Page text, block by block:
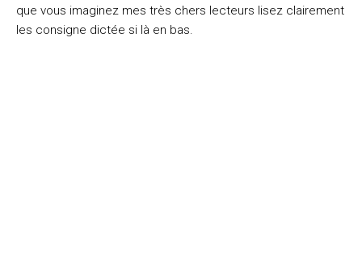
que vous imaginez mes très chers lecteurs lisez clairement
les consigne dictée si là en bas.